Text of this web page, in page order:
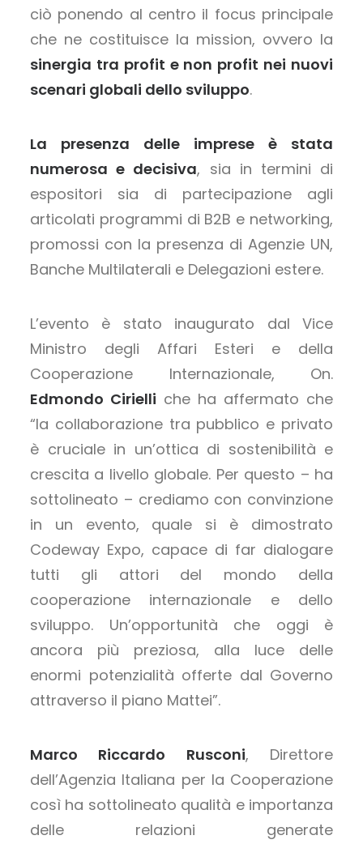
ciò ponendo al centro il focus principale
che ne costituisce la mission, ovvero la
sinergia tra profit e non profit nei nuovi
scenari globali dello sviluppo.
La presenza delle imprese è stata
numerosa e decisiva, sia in termini di
espositori sia di partecipazione agli
articolati programmi di B2B e networking,
promossi con la presenza di Agenzie UN,
Banche Multilaterali e Delegazioni estere.
L’evento è stato inaugurato dal Vice
Ministro degli Affari Esteri e della
Cooperazione Internazionale, On.
Edmondo Cirielli che ha affermato che
“la collaborazione tra pubblico e privato
è cruciale in un’ottica di sostenibilità e
crescita a livello globale. Per questo – ha
sottolineato – crediamo con convinzione
in un evento, quale si è dimostrato
Codeway Expo, capace di far dialogare
tutti gli attori del mondo della
cooperazione internazionale e dello
sviluppo. Un’opportunità che oggi è
ancora più preziosa, alla luce delle
enormi potenzialità offerte dal Governo
attraverso il piano Mattei”.
Marco Riccardo Rusconi, Direttore
dell’Agenzia Italiana per la Cooperazione
così ha sottolineato qualità e importanza
delle relazioni generate